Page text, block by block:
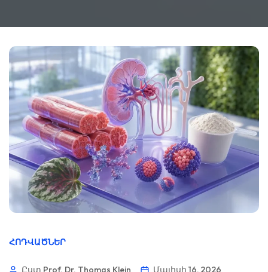
ՀՈԴՎԱԾՆԵՐ
Ըստ Prof. Dr. Thomas Klein
Մայիսի 16, 2026